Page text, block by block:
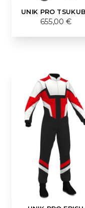
UNIK PRO
655,00 €